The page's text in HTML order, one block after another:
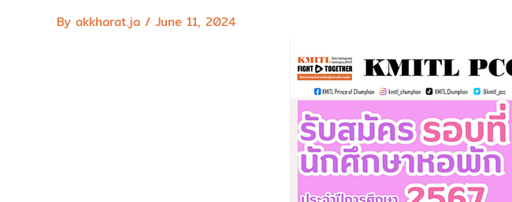
By akkharat.ja / June 11, 2024